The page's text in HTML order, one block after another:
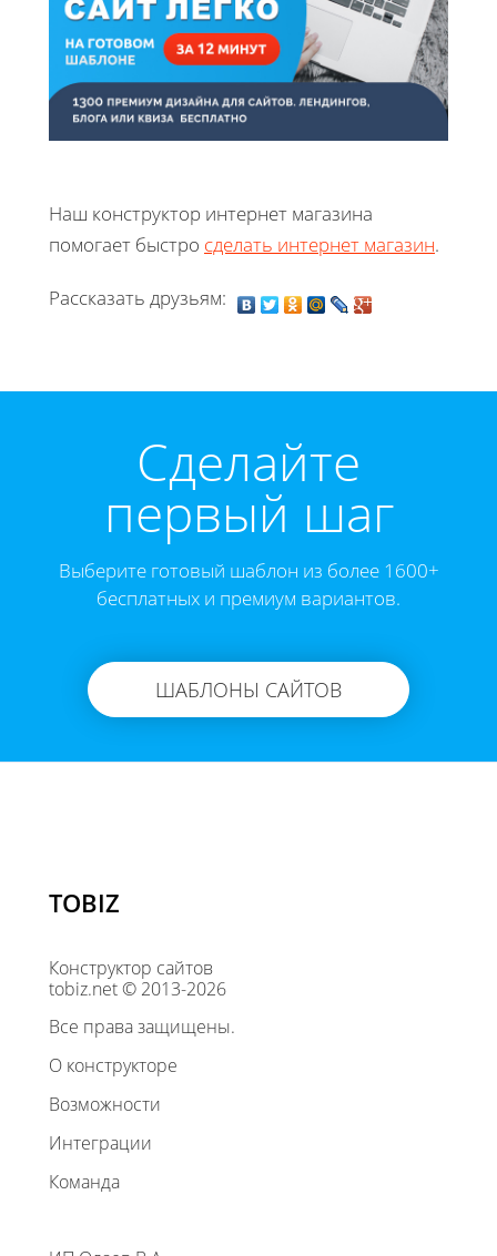
Наш конструктор интернет магазина
помогает быстро сделать интернет магазин.
Рассказать друзьям:
Cделайте
первый шаг
Выберите готовый шаблон из более 1600+
бесплатных и премиум вариантов.
ШАБЛОНЫ САЙТОВ
TOBIZ
Конструктор сайтов
tobiz.net © 2013-2026
Все права защищены.
О конструкторе
Возможности
Интеграции
Команда